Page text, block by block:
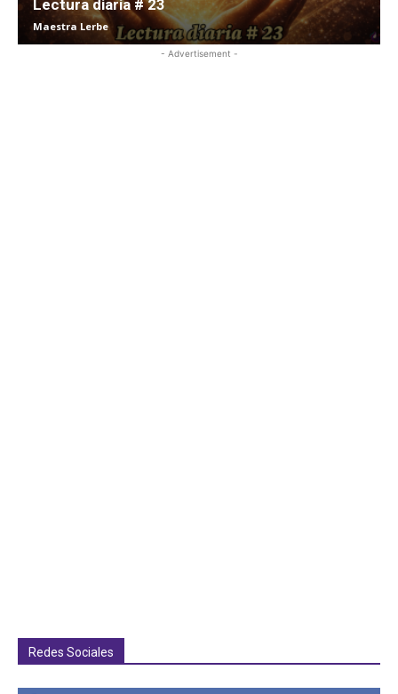
Lectura diaria # 23
Maestra Lerbe
- Advertisement -
Redes Sociales